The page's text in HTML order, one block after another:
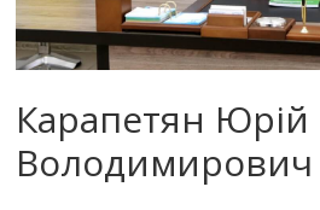
Карапетян Юрій
Володимирович